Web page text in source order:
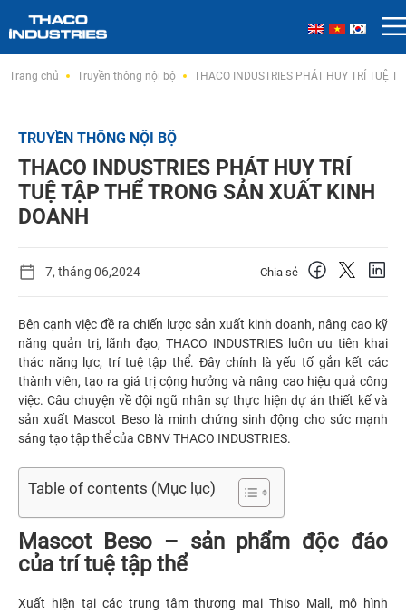
Trang chủ Truyền thông nội bộ THACO INDUSTRIES PHÁT HUY TRÍ TUỆ
TRUYỀN THÔNG NỘI BỘ
THACO INDUSTRIES PHÁT HUY TRÍ
TUỆ TẬP THỂ TRONG SẢN XUẤT KINH
DOANH
7, tháng 06,2024 Chia sẻ
Bên cạnh việc đề ra chiến lược sản xuất kinh doanh, nâng cao kỹ
năng quản trị, lãnh đạo, THACO INDUSTRIES luôn ưu tiên khai
thác năng lực, trí tuệ tập thể. Đây chính là yếu tố gắn kết các
thành viên, tạo ra giá trị cộng hưởng và nâng cao hiệu quả công
việc. Câu chuyện về đội ngũ nhân sự thực hiện dự án thiết kế và
sản xuất Mascot Beso là minh chứng sinh động cho sức mạnh
sáng tạo tập thể của CBNV THACO INDUSTRIES.
Table of contents (Mục lục)
Mascot Beso – sản phẩm độc đáo
của trí tuệ tập thể
Xuất hiện tại các trung tâm thương mại Thiso Mall, mô hình